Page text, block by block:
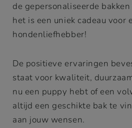
de gepersonaliseerde
het is een uniek cadeau voor
hondenliefhebber!
De positieve ervaringen
staat voor kwaliteit,
nu een puppy hebt of een
altijd een geschikte bak te
aan jouw wensen.